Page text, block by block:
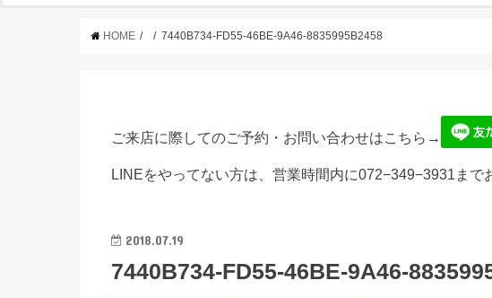
HOME 7440B734-FD55-46BE-9A46-8835995B2458
ご来店に際してのご予約・お問い合わせはこちら→
LINEをやってない方は、営業時間内に072−349−3931まで
2018.07.19
7440B734-FD55-46BE-9A46-